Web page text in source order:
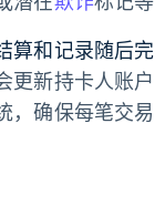
算和记录随后完
更新持卡人账
，确保每笔交